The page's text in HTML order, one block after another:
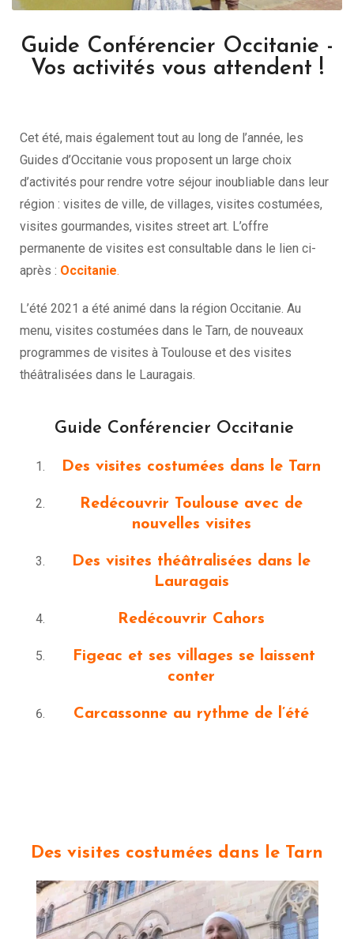
Guide Conférencier Occitanie -
Vos activités vous attendent !
Cet été, mais également tout au long de l’année, les
Guides d’Occitanie vous proposent un large choix
d’activités pour rendre votre séjour inoubliable dans leur
région : visites de ville, de villages, visites costumées,
visites gourmandes, visites street art. L’offre
permanente de visites est consultable dans le lien ci-
après : Occitanie.
L’été 2021 a été animé dans la région Occitanie. Au
menu, visites costumées dans le Tarn, de nouveaux
programmes de visites à Toulouse et des visites
théâtralisées dans le Lauragais.
Guide Conférencier Occitanie
Des visites costumées dans le Tarn
Redécouvrir Toulouse avec de
nouvelles visites
Des visites théâtralisées dans le
Lauragais
Redécouvrir Cahors
Figeac et ses villages se laissent
conter
Carcassonne au rythme de l’été
Des visites costumées dans le Tarn